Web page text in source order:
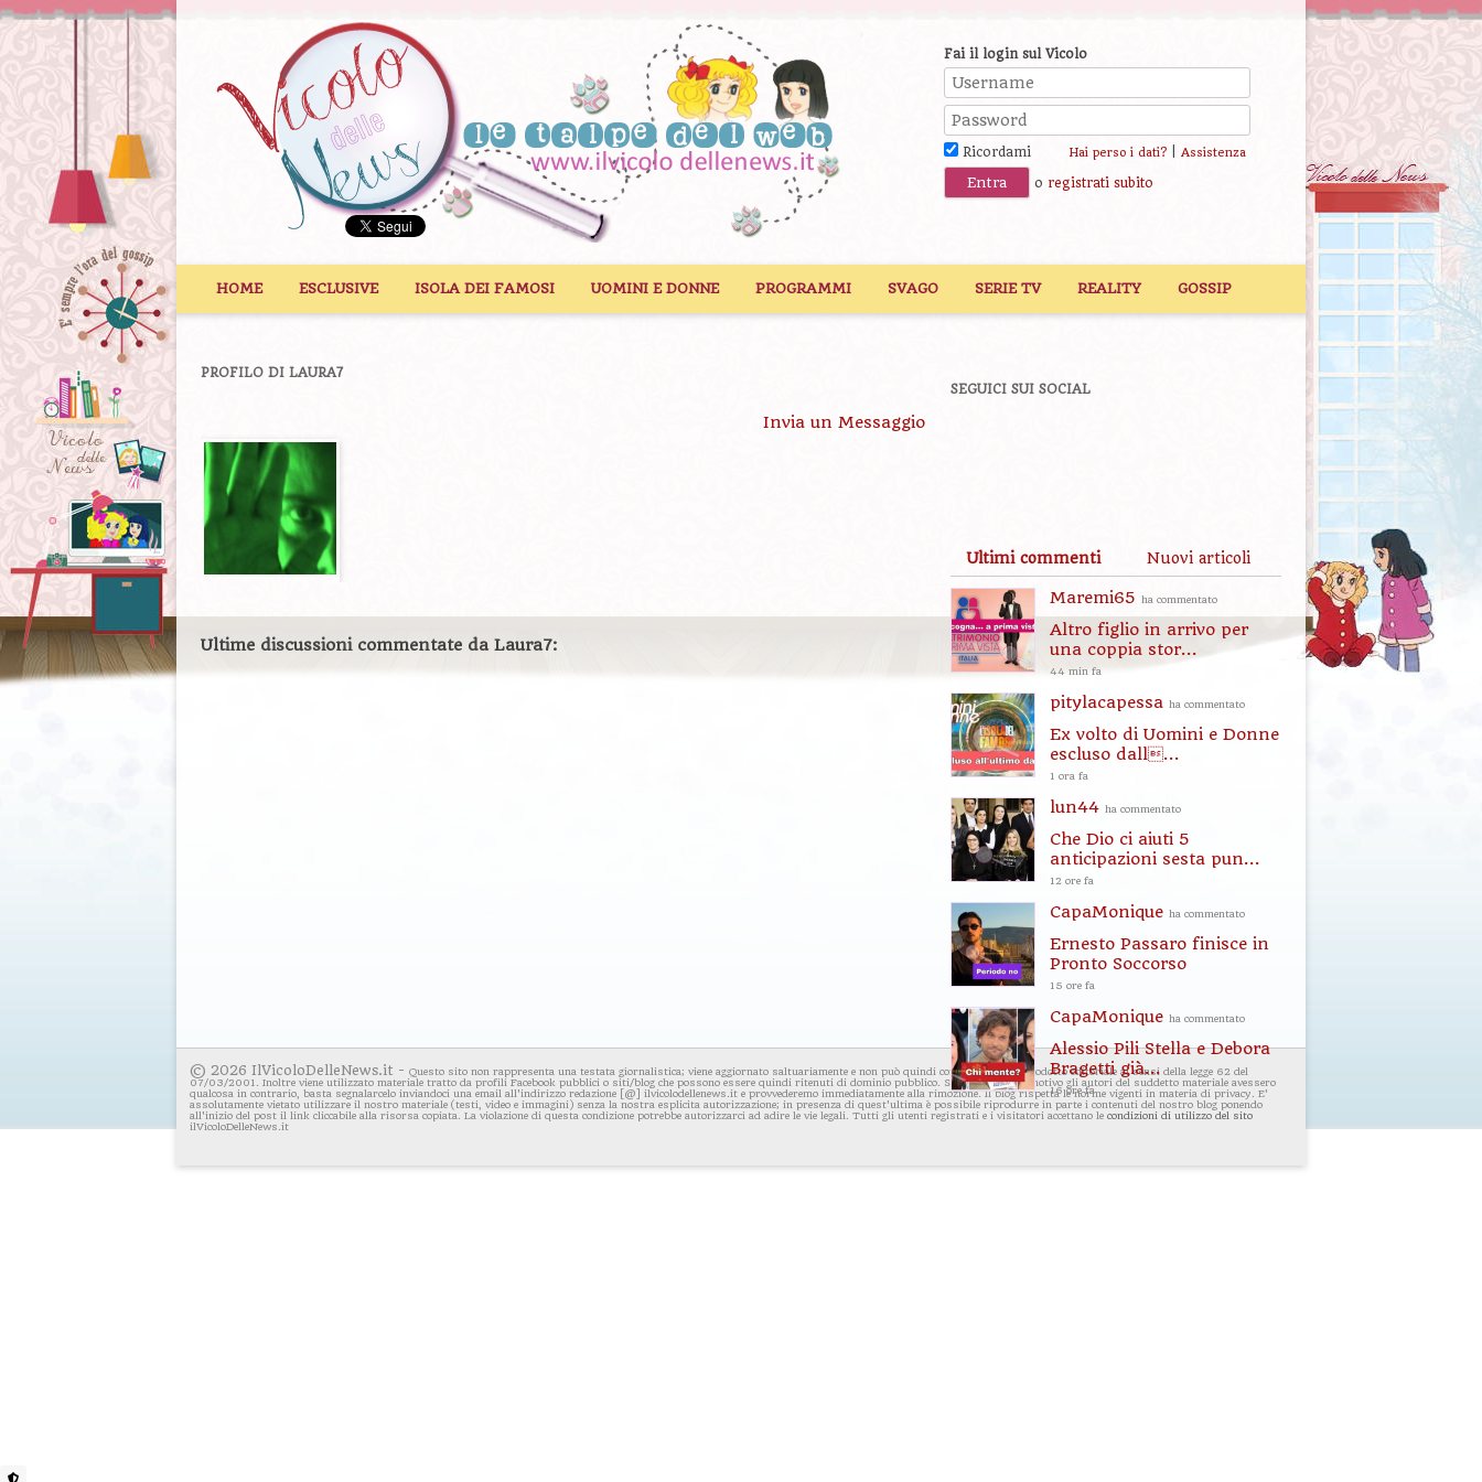
Fai il login sul Vicolo
Ricordami Hai perso i dati?| Assistenza
o registrati subito
HOME ESCLUSIVE ISOLA DEI FAMOSI UOMINI E DONNE PROGRAMMI SVAGO SERIE TV REALITY GOSSIP
PROFILO DI LAURA7
Invia un Messaggio
Ultime discussioni commentate da Laura7:
SEGUICI SUI SOCIAL
Ultimi commenti Nuovi articoli
Maremi65 ha commentato
Altro figlio in arrivo per
una coppia stor...
44 min fa
pitylacapessa ha commentato
Ex volto di Uomini e Donne
escluso dall...
1 ora fa
lun44 ha commentato
Che Dio ci aiuti 5
anticipazioni sesta pun...
12 ore fa
CapaMonique ha commentato
Ernesto Passaro finisce in
Pronto Soccorso
15 ore fa
CapaMonique ha commentato
Alessio Pili Stella e Debora
Bragetti già...
16 ore fa
© 2026 IlVicoloDelleNews.it - Questo sito non rappresenta una testata giornalistica; viene aggiornato saltuariamente e non può quindi considerarsi un prodotto editoriale ai sensi della legge 62 del
07/03/2001. Inoltre viene utilizzato materiale tratto da profili Facebook pubblici o siti/blog che possono essere quindi ritenuti di dominio pubblico. Se per qualsiasi motivo gli autori del suddetto materiale avessero
qualcosa in contrario, basta segnalarcelo inviandoci una email all'indirizzo redazione [@] ilvicolodellenews.it e provvederemo immediatamente alla rimozione. Il blog rispetta le norme vigenti in materia di privacy. E'
assolutamente vietato utilizzare il nostro materiale (testi, video e immagini) senza la nostra esplicita autorizzazione; in presenza di quest'ultima è possibile riprodurre in parte i contenuti del nostro blog ponendo
all'inizio del post il link cliccabile alla risorsa copiata. La violazione di questa condizione potrebbe autorizzarci ad adire le vie legali. Tutti gli utenti registrati e i visitatori accettano le condizioni di utilizzo del sito
ilVicoloDelleNews.it